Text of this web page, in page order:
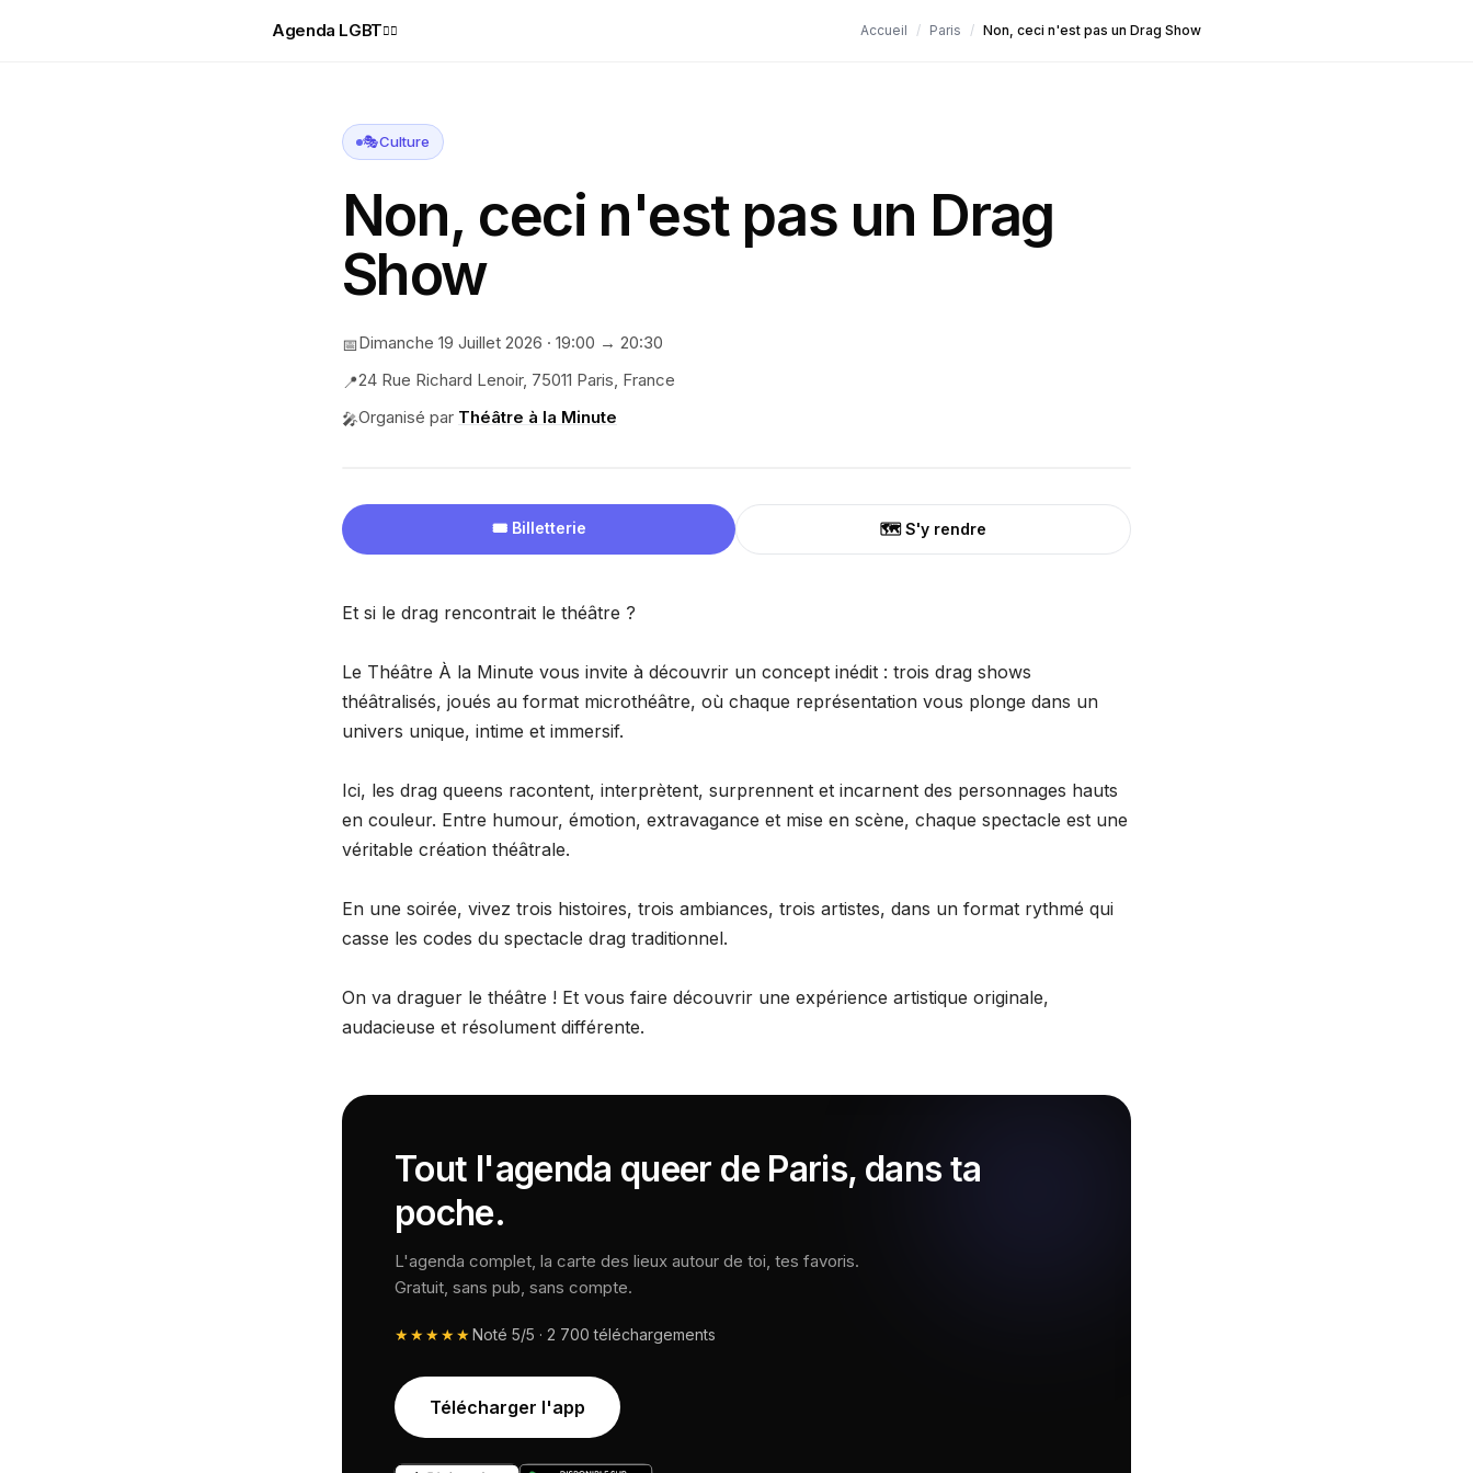
Agenda LGBT🏳️‍🌈 Accueil / Paris / Non, ceci n'est pas un Drag Show
🎭Culture
Non, ceci n'est pas un Drag
Show
📅Dimanche 19 Juillet 2026 · 19:00 → 20:30
📍24 Rue Richard Lenoir, 75011 Paris, France
🎤Organisé par Théâtre à la Minute
🎟️ Billetterie 🗺️ S'y rendre
Et si le drag rencontrait le théâtre ?
Le Théâtre À la Minute vous invite à découvrir un concept inédit : trois drag shows
théâtralisés, joués au format microthéâtre, où chaque représentation vous plonge dans un
univers unique, intime et immersif.
Ici, les drag queens racontent, interprètent, surprennent et incarnent des personnages hauts
en couleur. Entre humour, émotion, extravagance et mise en scène, chaque spectacle est une
véritable création théâtrale.
En une soirée, vivez trois histoires, trois ambiances, trois artistes, dans un format rythmé qui
casse les codes du spectacle drag traditionnel.
On va draguer le théâtre ! Et vous faire découvrir une expérience artistique originale,
audacieuse et résolument différente.
Tout l'agenda queer de Paris, dans ta
poche.
L'agenda complet, la carte des lieux autour de toi, tes favoris.
Gratuit, sans pub, sans compte.
★★★★★Noté 5/5 · 2 700 téléchargements
Télécharger l'app